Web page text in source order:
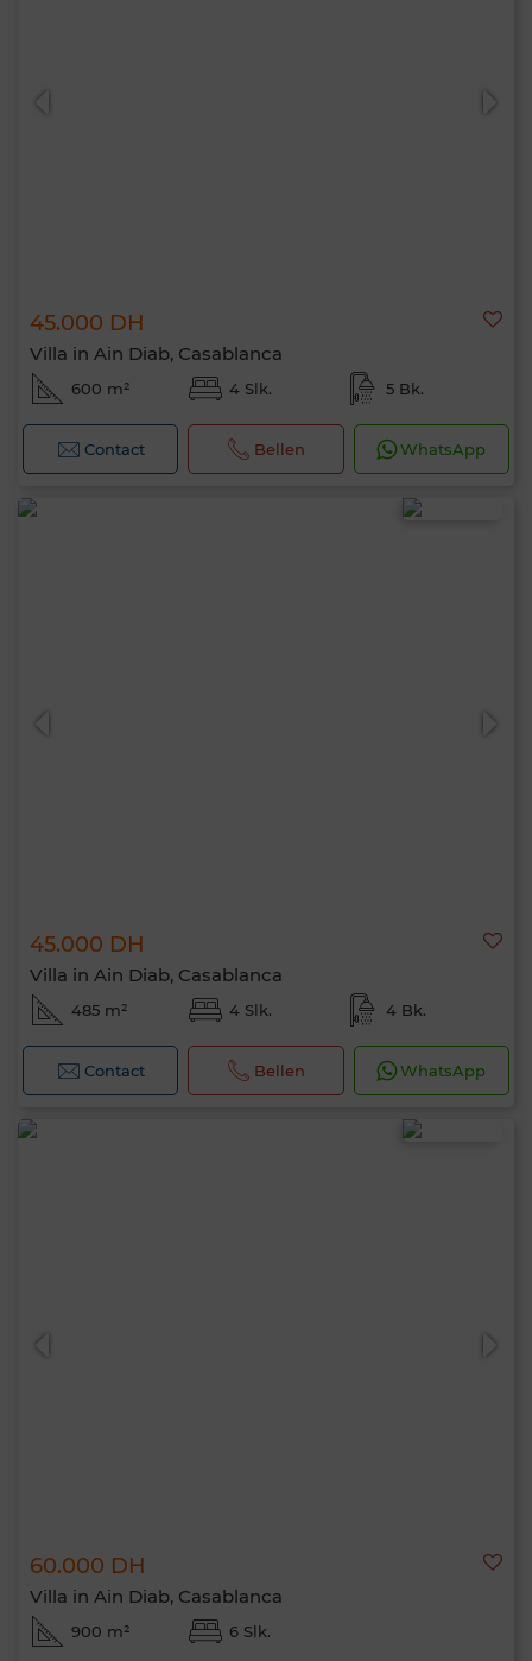
45.000 DH
Villa in Ain Diab, Casablanca
600 m² 4 Slk. 5 Bk.
Contact Bellen WhatsApp
45.000 DH
Villa in Ain Diab, Casablanca
485 m² 4 Slk. 4 Bk.
Contact Bellen WhatsApp
60.000 DH
Villa in Ain Diab, Casablanca
900 m² 6 Slk.